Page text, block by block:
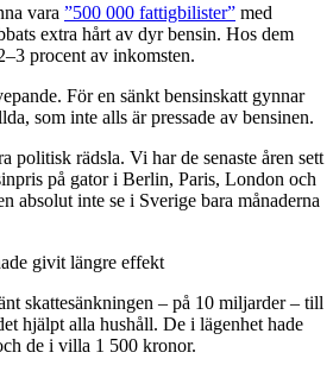
vara ”500 000 fattigbilister” med
extra hårt av dyr bensin. Hos dem
procent av inkomsten.
För en sänkt bensinskatt gynnar
som inte alls är pressade av bensinen.
politisk rädsla. Vi har de senaste åren sett
på gator i Berlin, Paris, London och
absolut inte se i Sverige bara månaderna
givit längre effekt
skattesänkningen – på 10 miljarder – till
hjälpt alla hushåll. De i lägenhet hade
de i villa 1 500 kronor.